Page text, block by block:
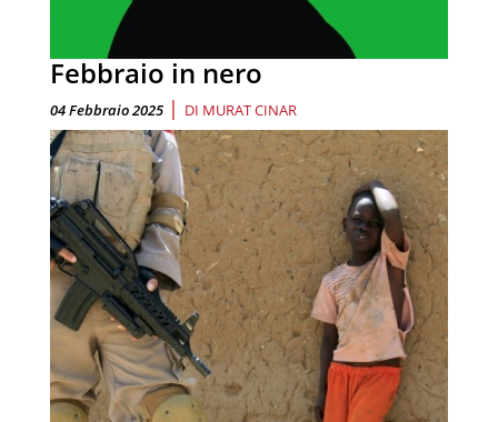
Febbraio in nero
04 Febbraio 2025 | DI MURAT CINAR